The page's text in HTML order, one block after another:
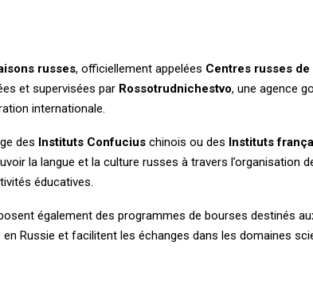
russes, officiellement appelées Centres russes
et supervisées par Rossotrudnichestvo, une agence
internationale.
des Instituts Confucius chinois ou des Instituts
la langue et la culture russes à travers l’organisation
éducatives.
également des programmes de bourses destinés
en Russie et facilitent les échanges dans les domaines